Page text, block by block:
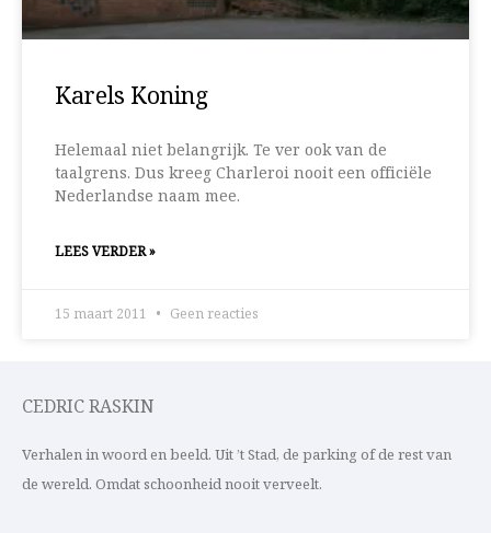
Karels Koning
Helemaal niet belangrijk. Te ver ook van de
taalgrens. Dus kreeg Charleroi nooit een officiële
Nederlandse naam mee.
LEES VERDER »
15 maart 2011 Geen reacties
CEDRIC RASKIN
Verhalen in woord en beeld. Uit ’t Stad, de parking of de rest van
de wereld. Omdat schoonheid nooit verveelt.